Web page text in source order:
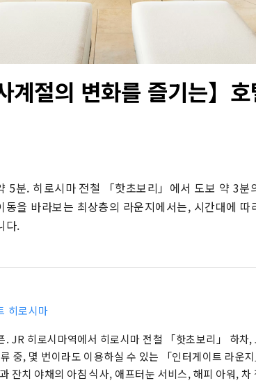
계절의 변화를 즐기는】
5분. 히로시마 전철 「핫초보리」에서 도보 약 3분
을 바라보는 최상층의 라운지에서는, 시간대에 따
다.
히로시마
. JR 히로시마역에서 히로시마 전철 「핫초보리」 하차,
중, 몇 번이라도 이용하실 수 있는 「인터게이트 라운
잔치 야채의 아침 식사, 애프터눈 서비스, 해피 아워, 차